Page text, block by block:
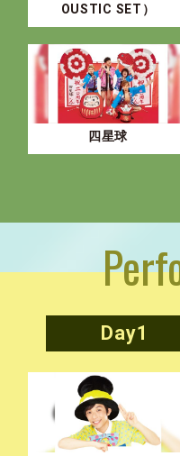
OUSTIC SET）
四星球
Day1